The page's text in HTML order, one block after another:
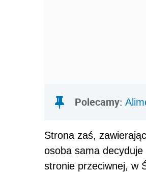
Polecamy:
Strona zaś,
osoba sama
stronie przeciwnej, w